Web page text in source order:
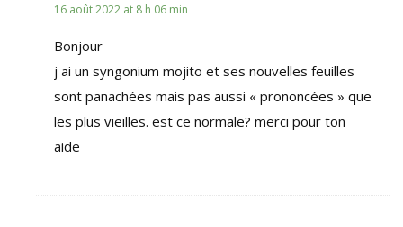
16 août 2022 at 8 h 06 min
Bonjour
j ai un syngonium mojito et ses nouvelles feuilles
sont panachées mais pas aussi « prononcées » que
les plus vieilles. est ce normale? merci pour ton
aide